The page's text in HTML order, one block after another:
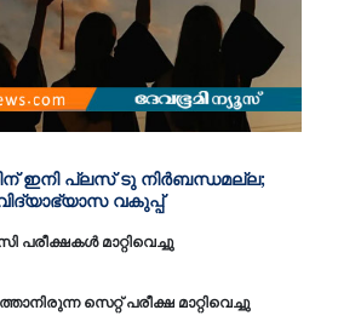
ഇനി പ്ലസ് ടു നിർബന്ധമല്ല;
വിദ്യാഭ്യാസ വകുപ്പ്
പരീക്ഷകൾ മാറ്റിവെച്ചു
സെറ്റ് പരീക്ഷ മാറ്റിവെച്ചു